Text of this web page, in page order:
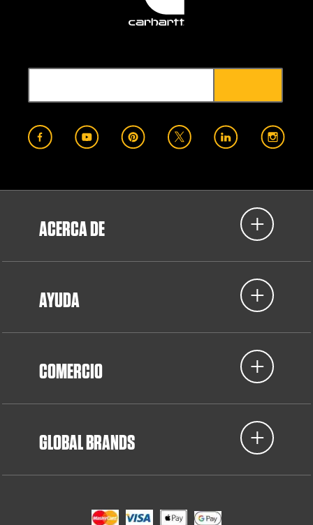
ACERCA DE
AYUDA
COMERCIO
GLOBAL BRANDS